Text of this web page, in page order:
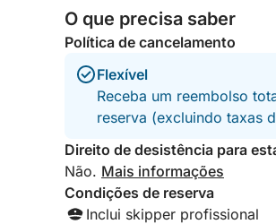
ótimo serviço!
O que precisa saber
Política de cancelamento
Flexível
Receba um reembolso
reserva (excluindo taxas
Direito de desistência para
Não. Mais informações
Condições de reserva
Inclui skipper profissional